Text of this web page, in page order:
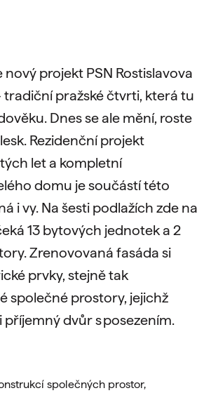
projekt PSN Rostislavova
tradiční pražské čtvrti, která tu
Dnes se ale mění, roste
Rezidenční projekt
let a kompletní
domu je součástí této
i vy. Na šesti podlažích zde na
13 bytových jednotek a 2
Zrenovovaná fasáda si
prvky, stejně tak
společné prostory, jejichž
dvůr s posezením.
společných prostor,